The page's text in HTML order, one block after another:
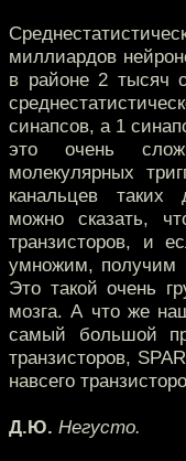
миллиардов
в районе 2 тысяч
синапсов, а 1
это очень
молекулярных
канальцев таких
можно сказать,
транзисторов, и
умножим, получим
Это такой очень
мозга. А что же
самый большой
транзисторов,
навсего
Д.Ю. Негусто.